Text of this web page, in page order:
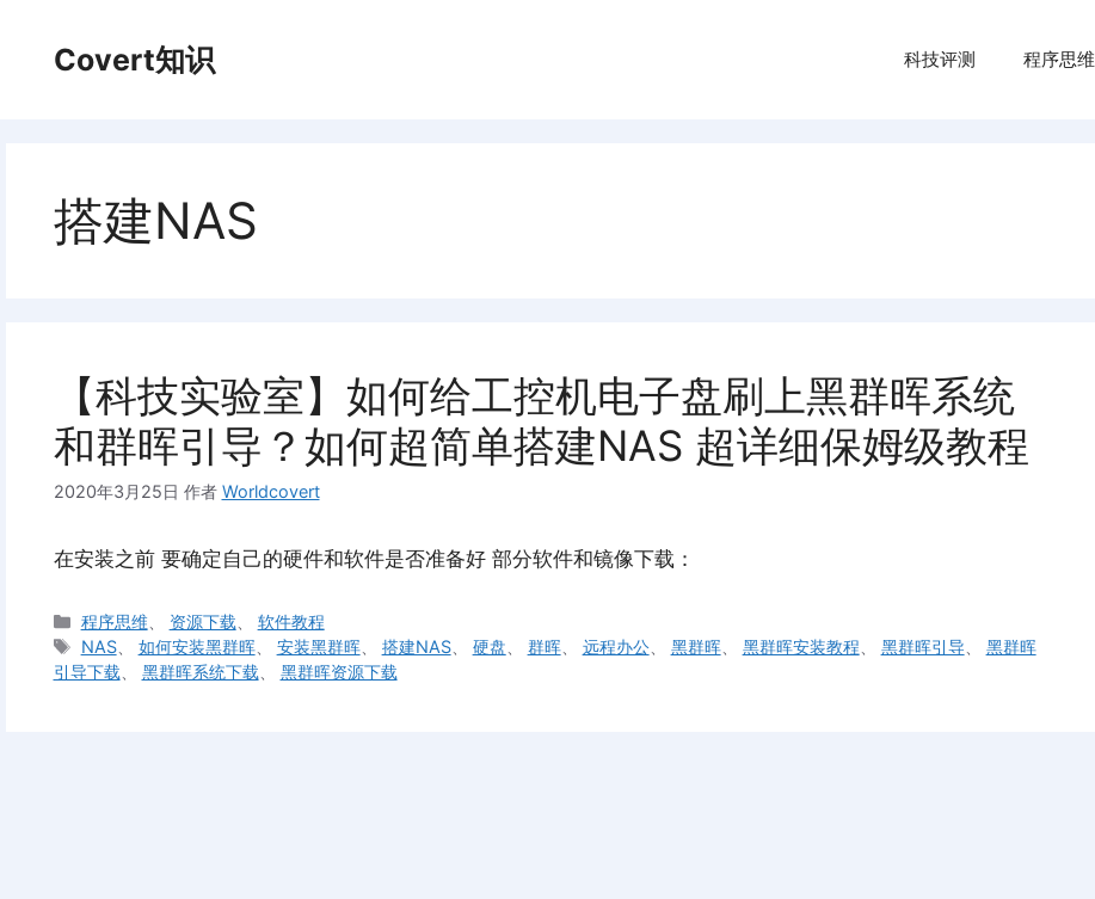
Covert知识 科技评测 程序思维
搭建NAS
【科技实验室】如何给工控机电子盘刷上黑群晖系统
和群晖引导？如何超简单搭建NAS 超详细保姆级教程
2020年3月25日 作者 Worldcovert
在安装之前 要确定自己的硬件和软件是否准备好 部分软件和镜像下载：
分
类
程序思维、 资源下载
软件教程
标
签
NAS、 如何安装黑群晖、 安装黑群晖、 搭建NAS、 硬盘 群晖、 远程办公、 黑群晖、 黑群晖安装教程 黑群晖引导
黑群晖
引导下载
黑群晖系统下载 黑群晖资源下载